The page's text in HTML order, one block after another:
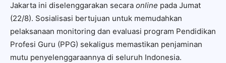
Jakarta ini diselenggarakan secara online pada Jumat
(22/8). Sosialisasi bertujuan untuk memudahkan
pelaksanaan monitoring dan evaluasi program Pendidikan
Profesi Guru (PPG) sekaligus memastikan penjaminan
mutu penyelenggaraannya di seluruh Indonesia.